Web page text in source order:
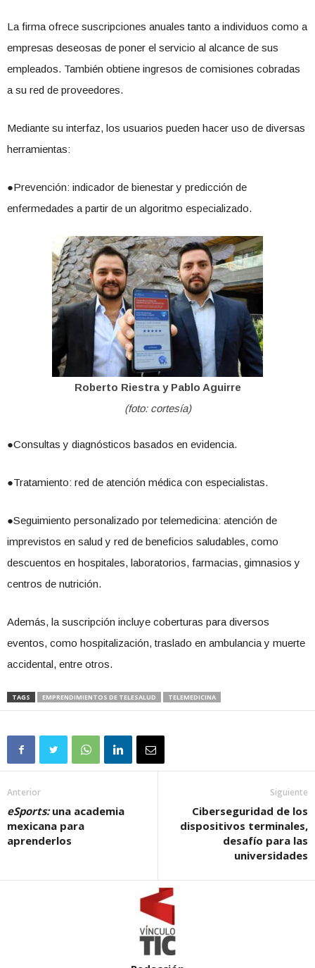
La firma ofrece suscripciones anuales tanto a individuos como a
empresas deseosas de poner el servicio al alcance de sus
empleados. También obtiene ingresos de comisiones cobradas
a su red de proveedores.
Mediante su interfaz, los usuarios pueden hacer uso de diversas
herramientas:
●Prevención: indicador de bienestar y predicción de
enfermedades a partir de un algoritmo especializado.
Roberto Riestra y Pablo Aguirre
(foto: cortesía)
●Consultas y diagnósticos basados en evidencia.
●Tratamiento: red de atención médica con especialistas.
●Seguimiento personalizado por telemedicina: atención de
imprevistos en salud y red de beneficios saludables, como
descuentos en hospitales, laboratorios, farmacias, gimnasios y
centros de nutrición.
Además, la suscripción incluye coberturas para diversos
eventos, como hospitalización, traslado en ambulancia y muerte
accidental, entre otros.
TAGS EMPRENDIMIENTOS DE TELESALUD TELEMEDICINA
Anterior
eSports:una academia
mexicana para
aprenderlos
Siguiente
Ciberseguridad de los
dispositivos terminales,
desafío para las
universidades